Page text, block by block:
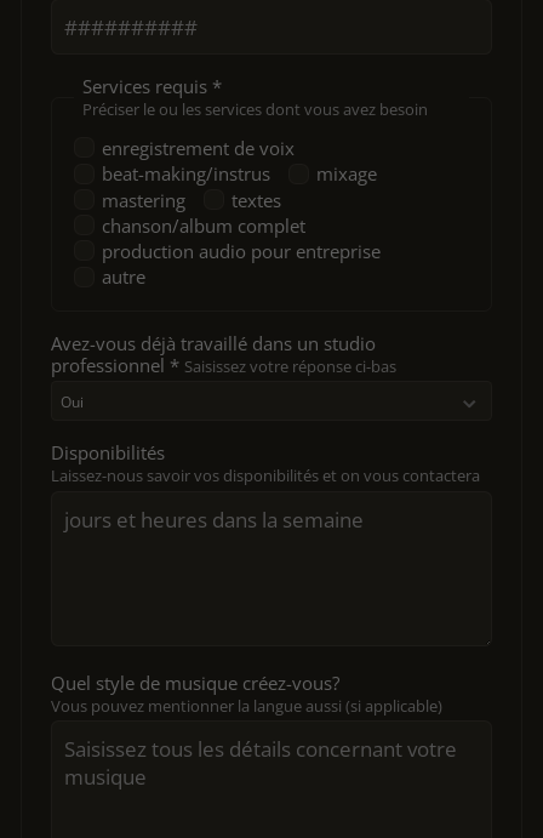
Services requis *
Préciser le ou les services dont vous avez besoin
enregistrement de voix
beat-making/instrus
mixage
mastering
textes
chanson/album complet
production audio pour entreprise
autre
Avez-vous déjà travaillé dans un studio
professionnel * Saisissez votre réponse ci-bas
Disponibilités
Laissez-nous savoir vos disponibilités et on vous contactera
Quel style de musique créez-vous?
Vous pouvez mentionner la langue aussi (si applicable)